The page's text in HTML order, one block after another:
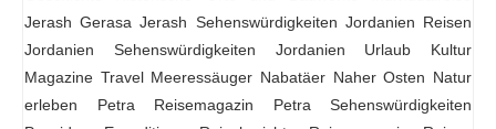
Jerash Gerasa Jerash Sehenswürdigkeiten Jordanien Reisen
Jordanien Sehenswürdigkeiten
Jordanien Urlaub
Kultur
Magazine Travel Meeressäuger Nabatäer Naher Osten Natur
erleben
Petra Reisemagazin
Petra Sehenswürdigkeiten